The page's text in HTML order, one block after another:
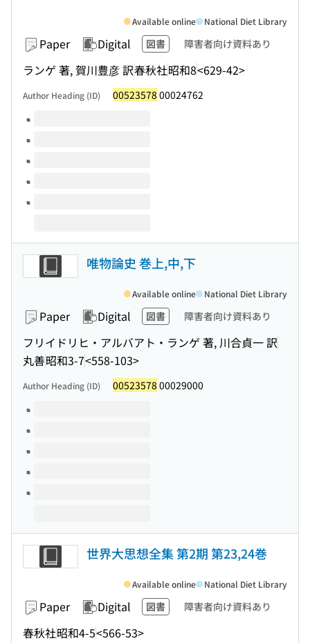
Paper Digital 図書 障害者向け資料あり
ランゲ 著, 賀川豊彦 訳春秋社昭和8<629-42>
Available online National Diet Library
Author Heading (ID) 00523578 00024762
Volumes of this title
唯物論史 巻上,中,下
Paper Digital 図書 障害者向け資料あり
フリイドリヒ・アルバアト・ランゲ 著, 川合貞一 訳
丸善昭和3-7<558-103>
Available online National Diet Library
Author Heading (ID) 00523578 00029000
Volumes of this title
世界大思想全集 第2期 第23,24巻
Paper Digital 図書 障害者向け資料あり
春秋社昭和4-5<566-53>
Available online National Diet Library